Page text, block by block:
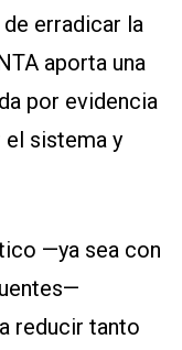
erradicar la
aporta una
por evidencia
sistema y
—ya sea con
reducir tanto